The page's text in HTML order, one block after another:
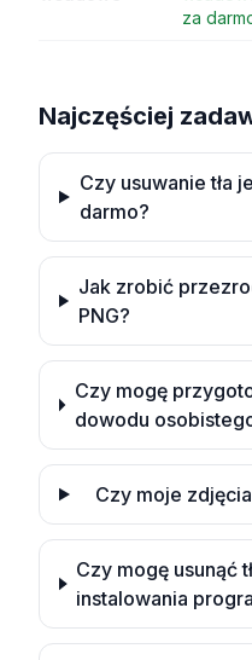
za
Najczęściej
Czy usuwanie tła
darmo?
Jak zrobić
PNG?
Czy mogę
dowodu
Czy moje
Czy mogę usunąć
instalowania